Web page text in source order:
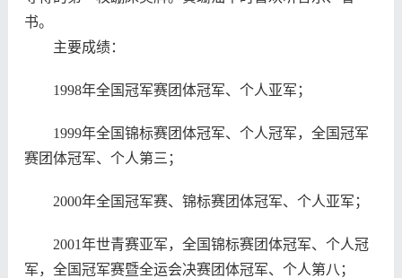
书。
主要成绩：
1998年全国冠军赛团体冠军、个人亚军；
1999年全国锦标赛团体冠军、个人冠军，全国冠军
赛团体冠军、个人第三；
2000年全国冠军赛、锦标赛团体冠军、个人亚军；
2001年世青赛亚军，全国锦标赛团体冠军、个人冠
军，全国冠军赛暨全运会决赛团体冠军、个人第八；